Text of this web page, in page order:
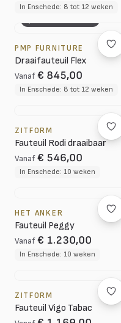
In Enschede: 8 tot 12 weken
PMP FURNITURE
Draaifauteuil Flex
Vanaf € 845,00
In Enschede: 8 tot 12 weken
ZITFORM
Fauteuil Rodi draaibaar
Vanaf € 546,00
In Enschede: 10 weken
HET ANKER
Fauteuil Peggy
Vanaf € 1.230,00
In Enschede: 10 weken
ZITFORM
Fauteuil Vigo Tabac